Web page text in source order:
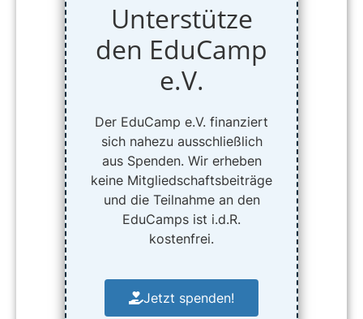
Unterstütze
den EduCamp
e.V.
Der EduCamp e.V. finanziert
sich nahezu ausschließlich
aus Spenden. Wir erheben
keine Mitgliedschaftsbeiträge
und die Teilnahme an den
EduCamps ist i.d.R.
kostenfrei.
Jetzt spenden!